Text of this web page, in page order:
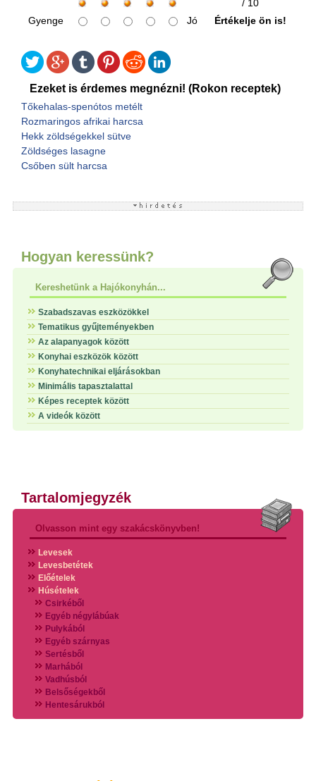
/ 10
Gyenge
Jó Értékelje ön is!
Ezeket is érdemes megnézni! (Rokon receptek)
Tőkehalas-spenótos metélt
Rozmaringos afrikai harcsa
Hekk zöldségekkel sütve
Zöldséges lasagne
Csőben sült harcsa
Hogyan keressünk?
Kereshetünk a Hajókonyhán...
Szabadszavas eszközökkel
Tematikus gyűjteményekben
Az alapanyagok között
Konyhai eszközök között
Konyhatechnikai eljárásokban
Minimális tapasztalattal
Képes receptek között
A videók között
Tartalomjegyzék
Olvasson mint egy szakácskönyvben!
Levesek
Levesbetétek
Előételek
Húsételek
Csirkéből
Egyéb négylábúak
Pulykából
Egyéb szárnyas
Sertésből
Marhából
Vadhúsból
Belsőségekből
Hentesárukból
Vadszárnyasokból